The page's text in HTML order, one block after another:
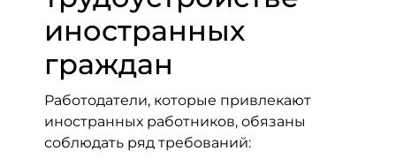
иностранных
граждан
Работодатели, которые привлекают
иностранных работников, обязаны
соблюдать ряд требований: